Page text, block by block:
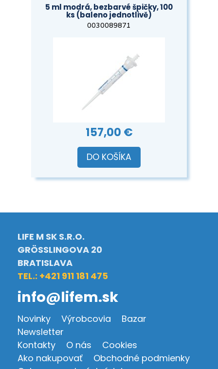
5 ml modrá, bezbarvé špičky, 100
ks (baleno jednotlivě)
0030089871
157,00 €
DO KOŠÍKA
LIFE M SK S.R.O.
GRÖSSLINGOVA 20
BRATISLAVA
TEL.: +421 911 181 475
info@lifem.sk
Novinky Výrobcovia
Bazar
Newsletter
Kontakty
O nás
Cookies
Ako nakupovať
Obchodné podmienky